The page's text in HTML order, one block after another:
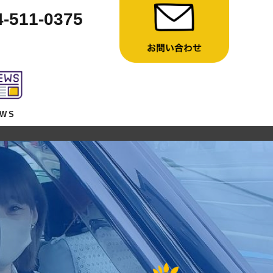
511-0375